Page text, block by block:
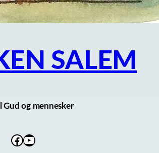
SALEM
Gud og mennesker
Facebook
YouTube